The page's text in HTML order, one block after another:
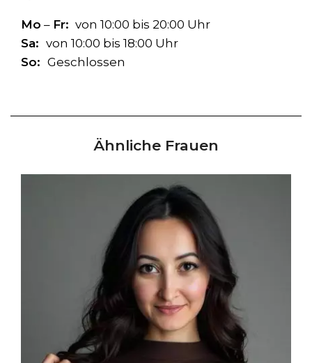
Mo – Fr: von 10:00 bis 20:00 Uhr
Sa: von 10:00 bis 18:00 Uhr
So: Geschlossen
Ähnliche Frauen